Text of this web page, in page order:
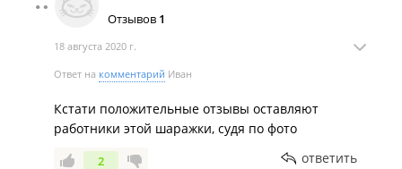
Отзывов 1
18 августа 2020 г.
Ответ на комментарий Иван
Кстати положительные отзывы оставляют
работники этой шаражки, судя по фото
2 ответить